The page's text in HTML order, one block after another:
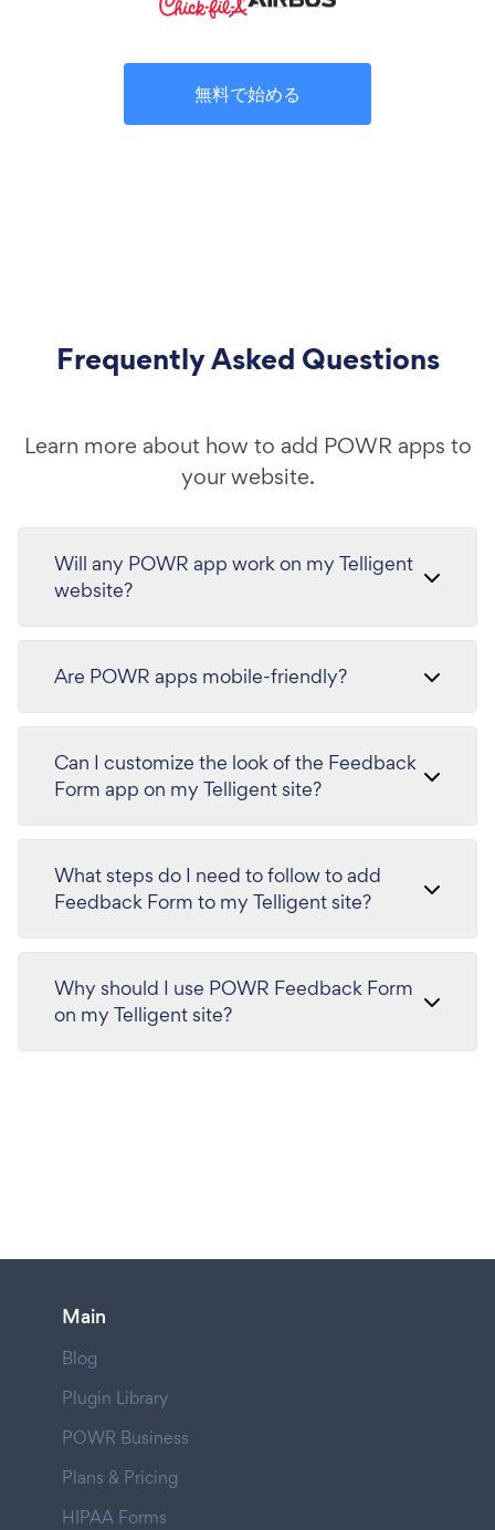
無料で始める
Frequently Asked Questions
Learn more about how to add POWR apps to
your website.
Will any POWR app work on my Telligent
website?
Are POWR apps mobile-friendly?
Can I customize the look of the Feedback
Form app on my Telligent site?
What steps do I need to follow to add
Feedback Form to my Telligent site?
Why should I use POWR Feedback Form
on my Telligent site?
Main
Blog
Plugin Library
POWR Business
Plans & Pricing
HIPAA Forms